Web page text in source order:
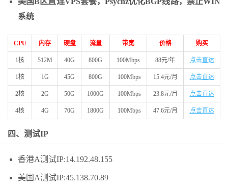
系统
CPU 内存 硬盘 流量 带宽 价格 购买
1核 512M 40G 800G 100Mbps 88元/年 点击直达
1核 1G 45G 800G 100Mbps 15.4元/月 点击直达
2核 2G 50G 1000G 100Mbps 23.8元/月 点击直达
4核 4G 70G 1800G 100Mbps 47.6元/月 点击直达
四、测试IP
香港A测试IP:14.192.48.155
美国A测试IP:45.138.70.89